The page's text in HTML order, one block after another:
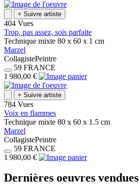
+ Suivre artiste
404 Vues
Trop, pas assez, sois parfaite
Technique mixte 80 x 60 x 1 cm
Marzel
CollagistePeintre
59 FRANCE
1 980,00 €
+ Suivre artiste
784 Vues
Voix en flammes
Technique mixte 80 x 60 x 1.5 cm
Marzel
CollagistePeintre
59 FRANCE
1 980,00 €
Dernières oeuvres vendues